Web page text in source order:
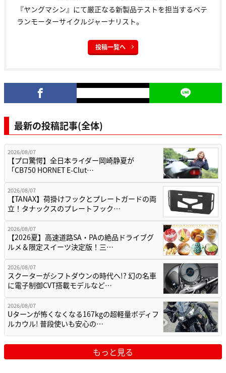
『ヤングマシン』にて厳正なる新製品テストを担当するベテ
ランモーターサイクルジャーナリスト。
投稿一覧へ
最新の投稿記事(全体)
2026/08/07
【プロ驚愕】全日本ライダー岡崎静夏が
「CB750 HORNET E-Clut…
2026/08/07
【TANAX】荷掛けフックとプレートガードの両
立！タナックスのプレートフック…
2026/08/07
【2026夏】高速道路SA・PAの絶品ドライブグ
ルメ＆限定スイーツ決定版！三…
2026/08/07
スクーターがシフトダウンの時代へ!? 幻の名車
に電子制御CVT搭載モデルなど…
2026/08/07
Uターンが怖くなくなる167kgの超軽量ボディフ
ルカウル! 普段使いも安心の…
もっと見る